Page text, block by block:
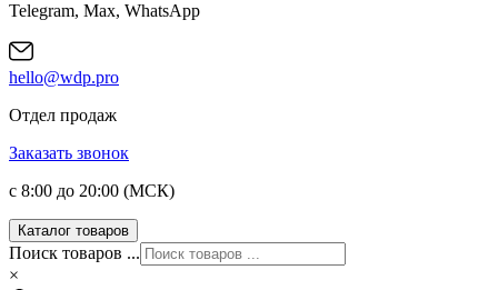
Telegram, Max, WhatsApp
hello@wdp.pro
Отдел продаж
Заказать звонок
с 8:00 до 20:00 (МСК)
Каталог товаров
Поиск товаров ...
×